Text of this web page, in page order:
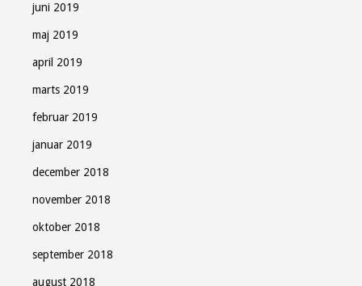
juni 2019
maj 2019
april 2019
marts 2019
februar 2019
januar 2019
december 2018
november 2018
oktober 2018
september 2018
august 2018